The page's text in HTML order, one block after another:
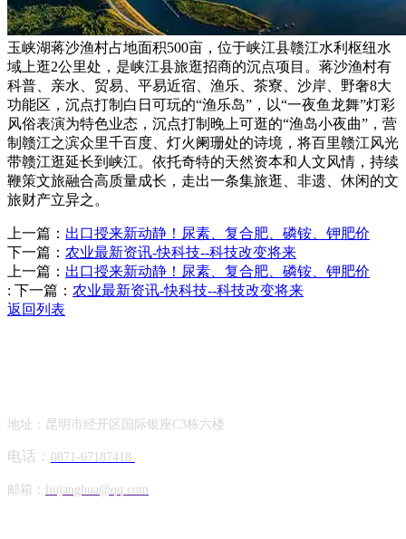
玉峡湖蒋沙渔村占地面积500亩，位于峡江县赣江水利枢纽水
域上逛2公里处，是峡江县旅逛招商的沉点项目。蒋沙渔村有
科普、亲水、贸易、平易近宿、渔乐、茶寮、沙岸、野奢8大
功能区，沉点打制白日可玩的“渔乐岛”，以“一夜鱼龙舞”灯彩
风俗表演为特色业态，沉点打制晚上可逛的“渔岛小夜曲”，营
制赣江之滨众里千百度、灯火阑珊处的诗境，将百里赣江风光
带赣江逛延长到峡江。依托奇特的天然资本和人文风情，持续
鞭策文旅融合高质量成长，走出一条集旅逛、非遗、休闲的文
旅财产立异之。
上一篇： 出口授来新动静！尿素、复合肥、磷铵、钾肥价
下一篇： 农业最新资讯-快科技--科技改变将来
上一篇： 出口授来新动静！尿素、复合肥、磷铵、钾肥价
: 下一篇： 农业最新资讯-快科技--科技改变将来
返回列表
地址：昆明市经开区国际银座C3栋六楼
电话： 0871-67187418
邮箱： liujanghua@qq.com